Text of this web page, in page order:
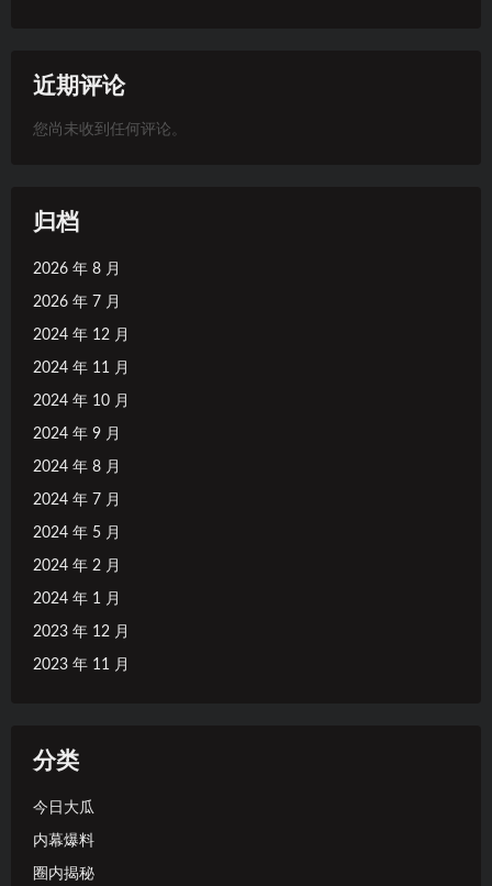
近期评论
您尚未收到任何评论。
归档
2026 年 8 月
2026 年 7 月
2024 年 12 月
2024 年 11 月
2024 年 10 月
2024 年 9 月
2024 年 8 月
2024 年 7 月
2024 年 5 月
2024 年 2 月
2024 年 1 月
2023 年 12 月
2023 年 11 月
分类
今日大瓜
内幕爆料
圈内揭秘